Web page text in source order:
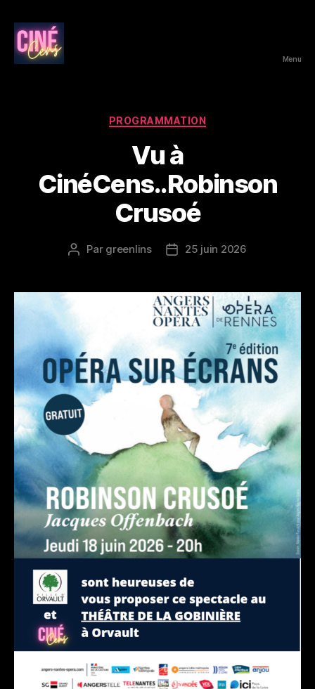
Menu
Catégories
PROGRAMMATION
Vu à
CinéCens..Robinson
Crusoé
Auteur
Par greenlins
Date25 juin 2026